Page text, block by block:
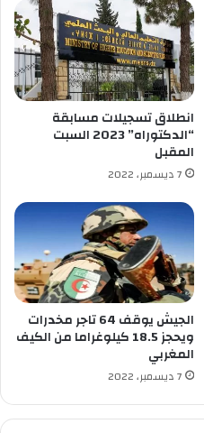
انطلاق تسجيلات مسابقة
“الدكتوراه” 2023 السبت
المقبل
7 ديسمبر، 2022
الجيش يوقف 64 تاجر مخدرات
ويحجز 18.5 كيلوغراما من الكيف
المغربي
7 ديسمبر، 2022